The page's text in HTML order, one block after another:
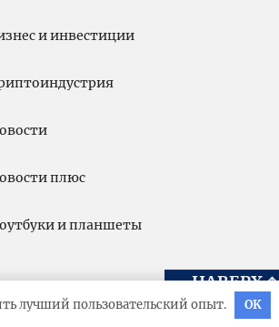
и инвестиции
плюс
и планшеты
НАВЕРХ↑
лучший пользовательский опыт. OK